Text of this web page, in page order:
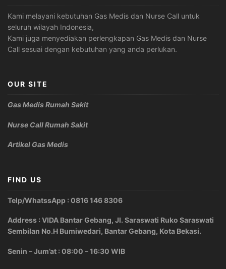
Kami melayani kebutuhan Gas Medis dan Nurse Call untuk
seluruh wilayah Indonesia,
Kami juga menyediakan perlengkapan Gas Medis dan Nurse
Call sesuai dengan kebutuhan yang anda perlukan.
OUR SITE
Gas Medis Rumah Sakit
Nurse Call Rumah Sakit
Artikel Gas Medis
FIND US
Telp/WhatssApp : 0816 146 8306
Address : VIDA Bantar Gebang, Jl. Saraswati Ruko Saraswati
Sembilan No.H Bumiwedari, Bantar Gebang, Kota Bekasi.
Senin – Jum’at : 08:00 – 16:30 WIB